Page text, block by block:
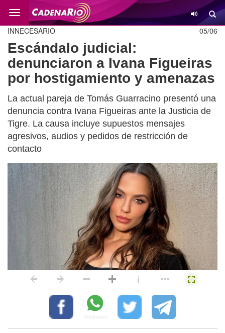
Cambio
05/06
INNECESARIO
Escándalo judicial:
denunciaron a Ivana Figueiras
por hostigamiento y amenazas
La actual pareja de Tomás Guarracino presentó una
denuncia contra Ivana Figueiras ante la Justicia de
Tigre. La causa incluye supuestos mensajes
agresivos, audios y pedidos de restricción de
contacto